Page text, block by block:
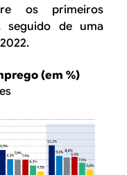
os primeiros
seguido de uma
(em %)